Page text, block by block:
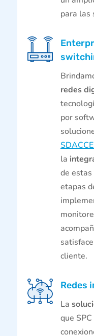
para las
redes
por
la
de
etapas
cliente.
Redes
La
que